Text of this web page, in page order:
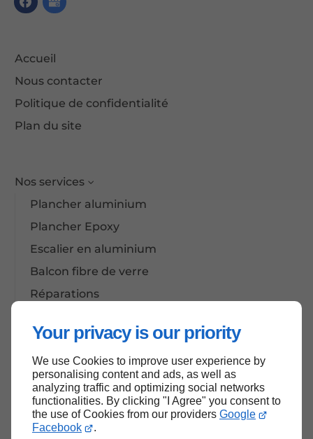
Your privacy is our priority
We use Cookies to improve user experience by
personalising content and ads, as well as
analyzing traffic and optimizing social networks
functionalities. By clicking "I Agree" you consent to
the use of Cookies from our providers Google
Facebook
.
Accueil
Nous contacter
Politique de confidentialité
Plan du site
Nos services
Plancher aluminium
Plancher Epoxy
Escalier en aluminium
Balcon fibre de verre
Réparations
Colonnes de soutien
Rampe en aluminium
Haut de page